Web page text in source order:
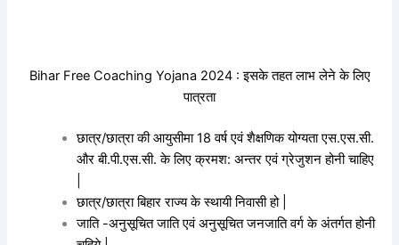
Bihar Free Coaching Yojana 2024 : इसके तहत लाभ लेने के लिए
पात्रता
छात्र/छात्रा की आयुसीमा 18 वर्ष एवं शैक्षणिक योग्यता एस.एस.सी.
और बी.पी.एस.सी. के लिए क्रमश: अन्तर एवं ग्रेजुशन होनी चाहिए
छात्र/छात्रा बिहार राज्य के स्थायी निवासी हो |
जाति -अनुसूचित जाति एवं अनुसूचित जनजाति वर्ग के अंतर्गत होनी